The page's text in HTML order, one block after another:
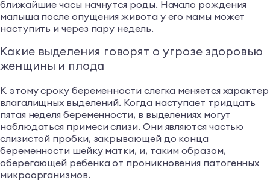
ближайшие часы начнутся роды. Начало рождения
малыша после опущения живота у его мамы может
наступить и через пару недель.
Какие выделения говорят о угрозе здоровью
женщины и плода
К этому сроку беременности слегка меняется характер
влагалищных выделений. Когда наступает тридцать
пятая неделя беременности, в выделениях могут
наблюдаться примеси слизи. Они являются частью
слизистой пробки, закрывающей до конца
беременности шейку матки, и, таким образом,
оберегающей ребенка от проникновения патогенных
микроорганизмов.